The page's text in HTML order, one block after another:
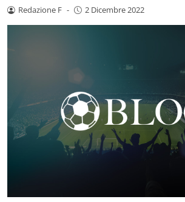
Redazione F - 2 Dicembre 2022